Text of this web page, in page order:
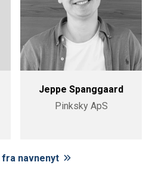
Jeppe Spanggaard
Pinksky ApS
navnenyt